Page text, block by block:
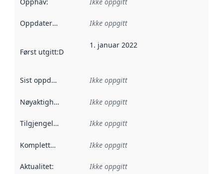
Oppdateringsfrekvens :
Ikke oppgitt
Først utgitt:Denne datoen sier når dataene i dette
1. januar 2022
Sist oppdatert Ikke oppgitt
Nøyaktighet Ikke oppgitt
Tilgjengelighet Ikke oppgitt
Kompletthet Ikke oppgitt
Aktualitet: Ikke oppgitt